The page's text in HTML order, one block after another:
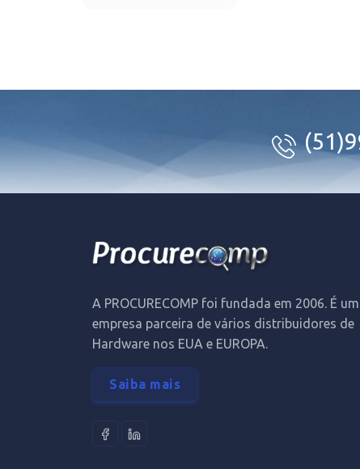
A PROCURECOMP foi fundada em 2006. É
empresa parceira de vários distribuidores de
Hardware nos EUA e EUROPA.
Saiba mais